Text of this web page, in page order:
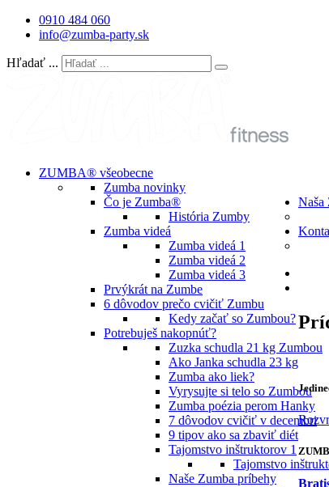
0910 484 060
info@zumba-party.sk
Hľadať ...
ZUMBA® všeobecne
Zumba novinky
Čo je Zumba®
História Zumby
Zumba videá
Zumba videá 1
Zumba videá 2
Zumba videá 3
Prvýkrát na Zumbe
6 dôvodov prečo cvičiť Zumbu
Kedy začať so Zumbou?
Potrebuješ nakopnúť?
Zuzka schudla 21 kg Zumbou
Ako Janka schudla 23 kg
Zumba ako liek?
Vyrysujte si telo so Zumbou
Zumba poézia perom Hanky
7 dôvodov cvičiť v decembri
9 tipov ako sa zbaviť diét
Tajomstvo inštruktorov 1
Tajomstvo
Naše Zumba príbehy
Naša